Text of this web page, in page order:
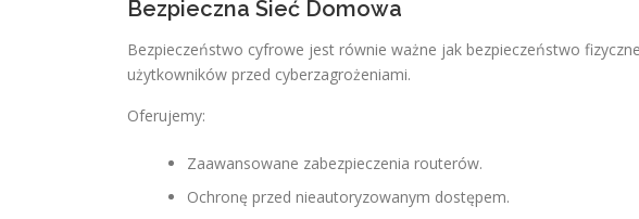
Bezpieczna Sieć Domowa
Bezpieczeństwo cyfrowe jest równie ważne jak bezpieczeństwo
użytkowników przed cyberzagrożeniami.
Oferujemy:
Zaawansowane zabezpieczenia routerów.
Ochronę przed nieautoryzowanym dostępem.